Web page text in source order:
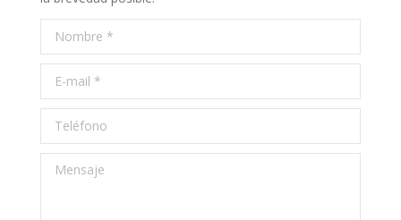
Nombre *
E-mail *
Teléfono
Mensaje